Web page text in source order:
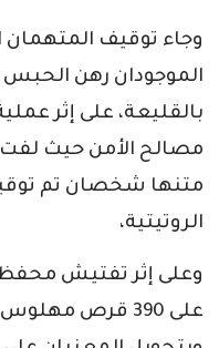
وجاء توقيف المتهمان
الموجودان رهن
بالقليعة، على إثر
مصالح الأمن حيث لفت
متنها شخصان تم
الروتيتية،
وعلى إثر تفتيش